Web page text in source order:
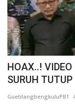
HOAX..!
SURUH
GuetilangbengkuluPB1